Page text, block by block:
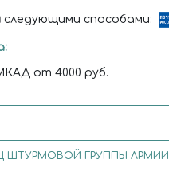
следующими способами:
от 4000 руб.
ШТУРМОВОЙ ГРУППЫ АРМИИ